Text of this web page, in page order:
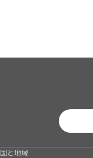
国と地域